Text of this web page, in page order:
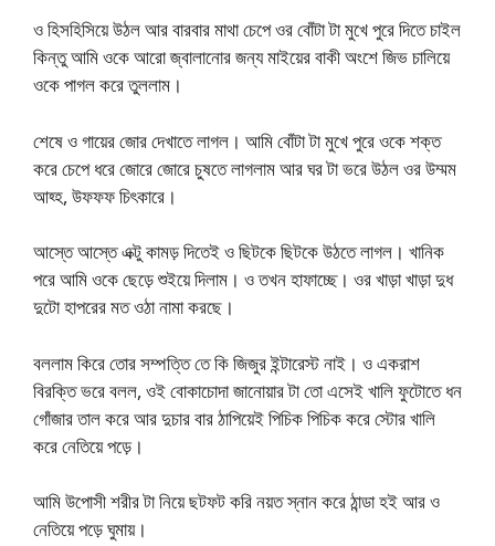
ও হিসহিসিয়ে উঠল আর বারবার মাথা চেপে ওর বোঁটা টা মুখে পুরে দিতে চাইল
কিন্তু আমি ওকে আরো জ্বালানোর জন্য মাইয়ের বাকী অংশে জিভ চালিয়ে
ওকে পাগল করে তুললাম।
শেষে ও গায়ের জোর দেখাতে লাগল। আমি বোঁটা টা মুখে পুরে ওকে শক্ত
করে চেপে ধরে জোরে জোরে চুষতে লাগলাম আর ঘর টা ভরে উঠল ওর উম্মম
আহ্হ, উফফফ চিৎকারে।
আস্তে আস্তে এক্টু কামড় দিতেই ও ছিটকে ছিটকে উঠতে লাগল। খানিক
পরে আমি ওকে ছেড়ে শুইয়ে দিলাম। ও তখন হাফাচ্ছে। ওর খাড়া খাড়া দুধ
দুটো হাপরের মত ওঠা নামা করছে।
বললাম কিরে তোর সম্পত্তি তে কি জিজুর ইন্টারেস্ট নাই। ও একরাশ
বিরক্তি ভরে বলল, ওই বোকাচোদা জানোয়ার টা তো এসেই খালি ফুটোতে ধন
গোঁজার তাল করে আর দুচার বার ঠাপিয়েই পিচিক পিচিক করে স্টোর খালি
করে নেতিয়ে পড়ে।
আমি উপোসী শরীর টা নিয়ে ছটফট করি নয়ত স্নান করে ঠান্ডা হই আর ও
নেতিয়ে পড়ে ঘুমায়।